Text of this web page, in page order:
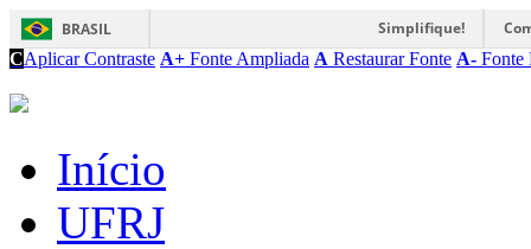
BRASIL Simplifique!
CAplicar Contraste A+ Fonte Ampliada A Restaurar Fonte A- Fonte
Início
UFRJ